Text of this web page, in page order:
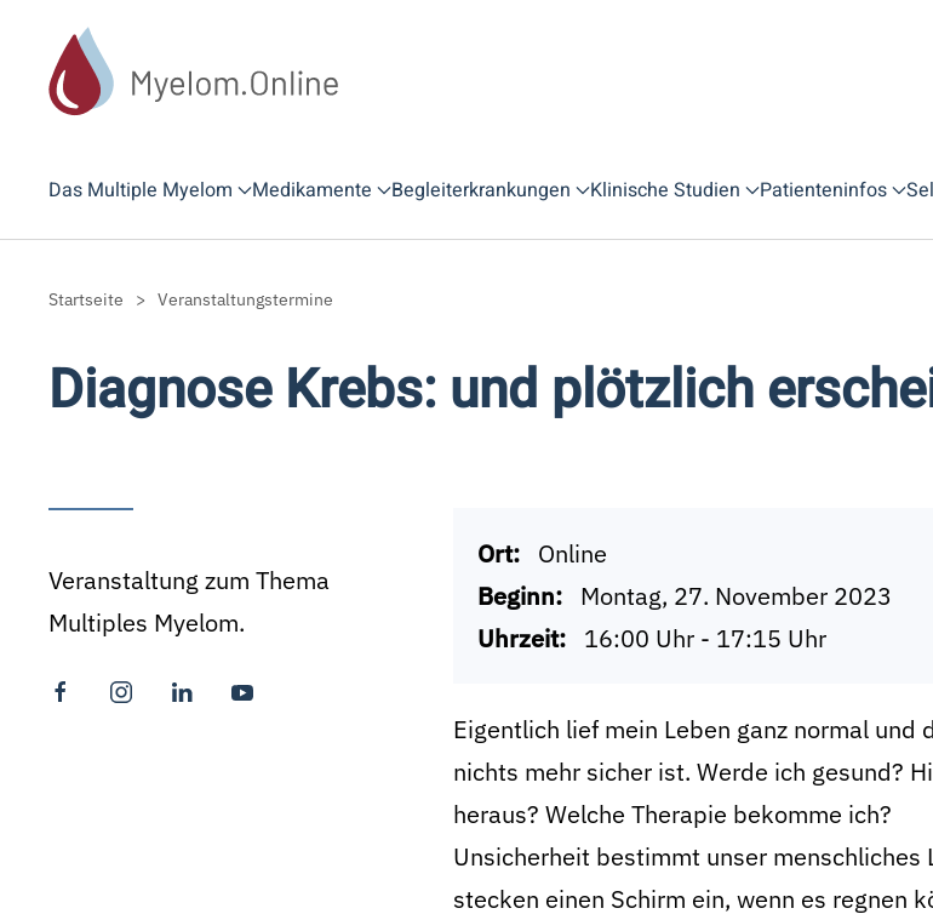
Zum Hauptinhalt springen
Das Multiple Myelom Medikamente Begleiterkrankungen Klinische Studien Patienteninfos
Startseite Veranstaltungstermine
Diagnose Krebs: und plötzlich
Veranstaltung zum Thema
Multiples Myelom.
Ort:
Online
Beginn:
Montag, 27. November 2023
Uhrzeit:
16:00 Uhr - 17:15 Uhr
Eigentlich lief mein Leben ganz normal und
nichts mehr sicher ist. Werde ich gesund?
heraus? Welche Therapie bekomme ich?
Unsicherheit bestimmt unser
stecken einen Schirm ein, wenn es regnen